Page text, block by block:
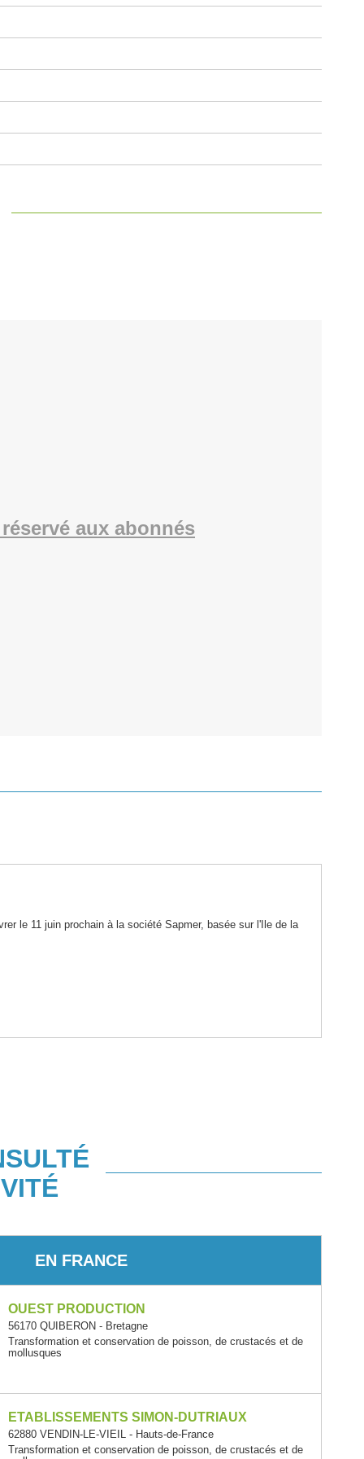
aux abonnés
le 11 juin prochain à la société Sapmer, basée sur l'Ile de la
EN FRANCE
OUEST PRODUCTION
56170 QUIBERON - Bretagne
Transformation et conservation de poisson, de crustacés et de
mollusques
ETABLISSEMENTS SIMON-DUTRIAUX
62880 VENDIN-LE-VIEIL - Hauts-de-France
Transformation et conservation de poisson, de crustacés et de